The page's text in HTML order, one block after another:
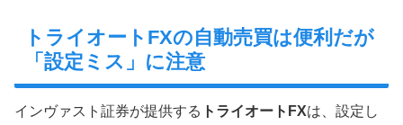
トライオートFXの自動売買は便利だが
「設定ミス」に注意
インヴァスト証券が提供する トライオートFXは、設定し